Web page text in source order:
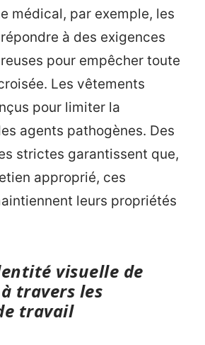
médical, par exemple, les
à des exigences
pour empêcher toute
Les vêtements
pour limiter la
agents pathogènes. Des
strictes garantissent que,
approprié, ces
leurs propriétés
visuelle de
travers les
travail